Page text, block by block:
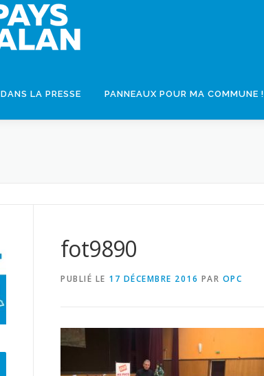
DANS LA PRESSE PANNEAUX POUR MA COMMUNE !
fot9890
PUBLIÉ LE 17 DÉCEMBRE 2016 PAR OPC